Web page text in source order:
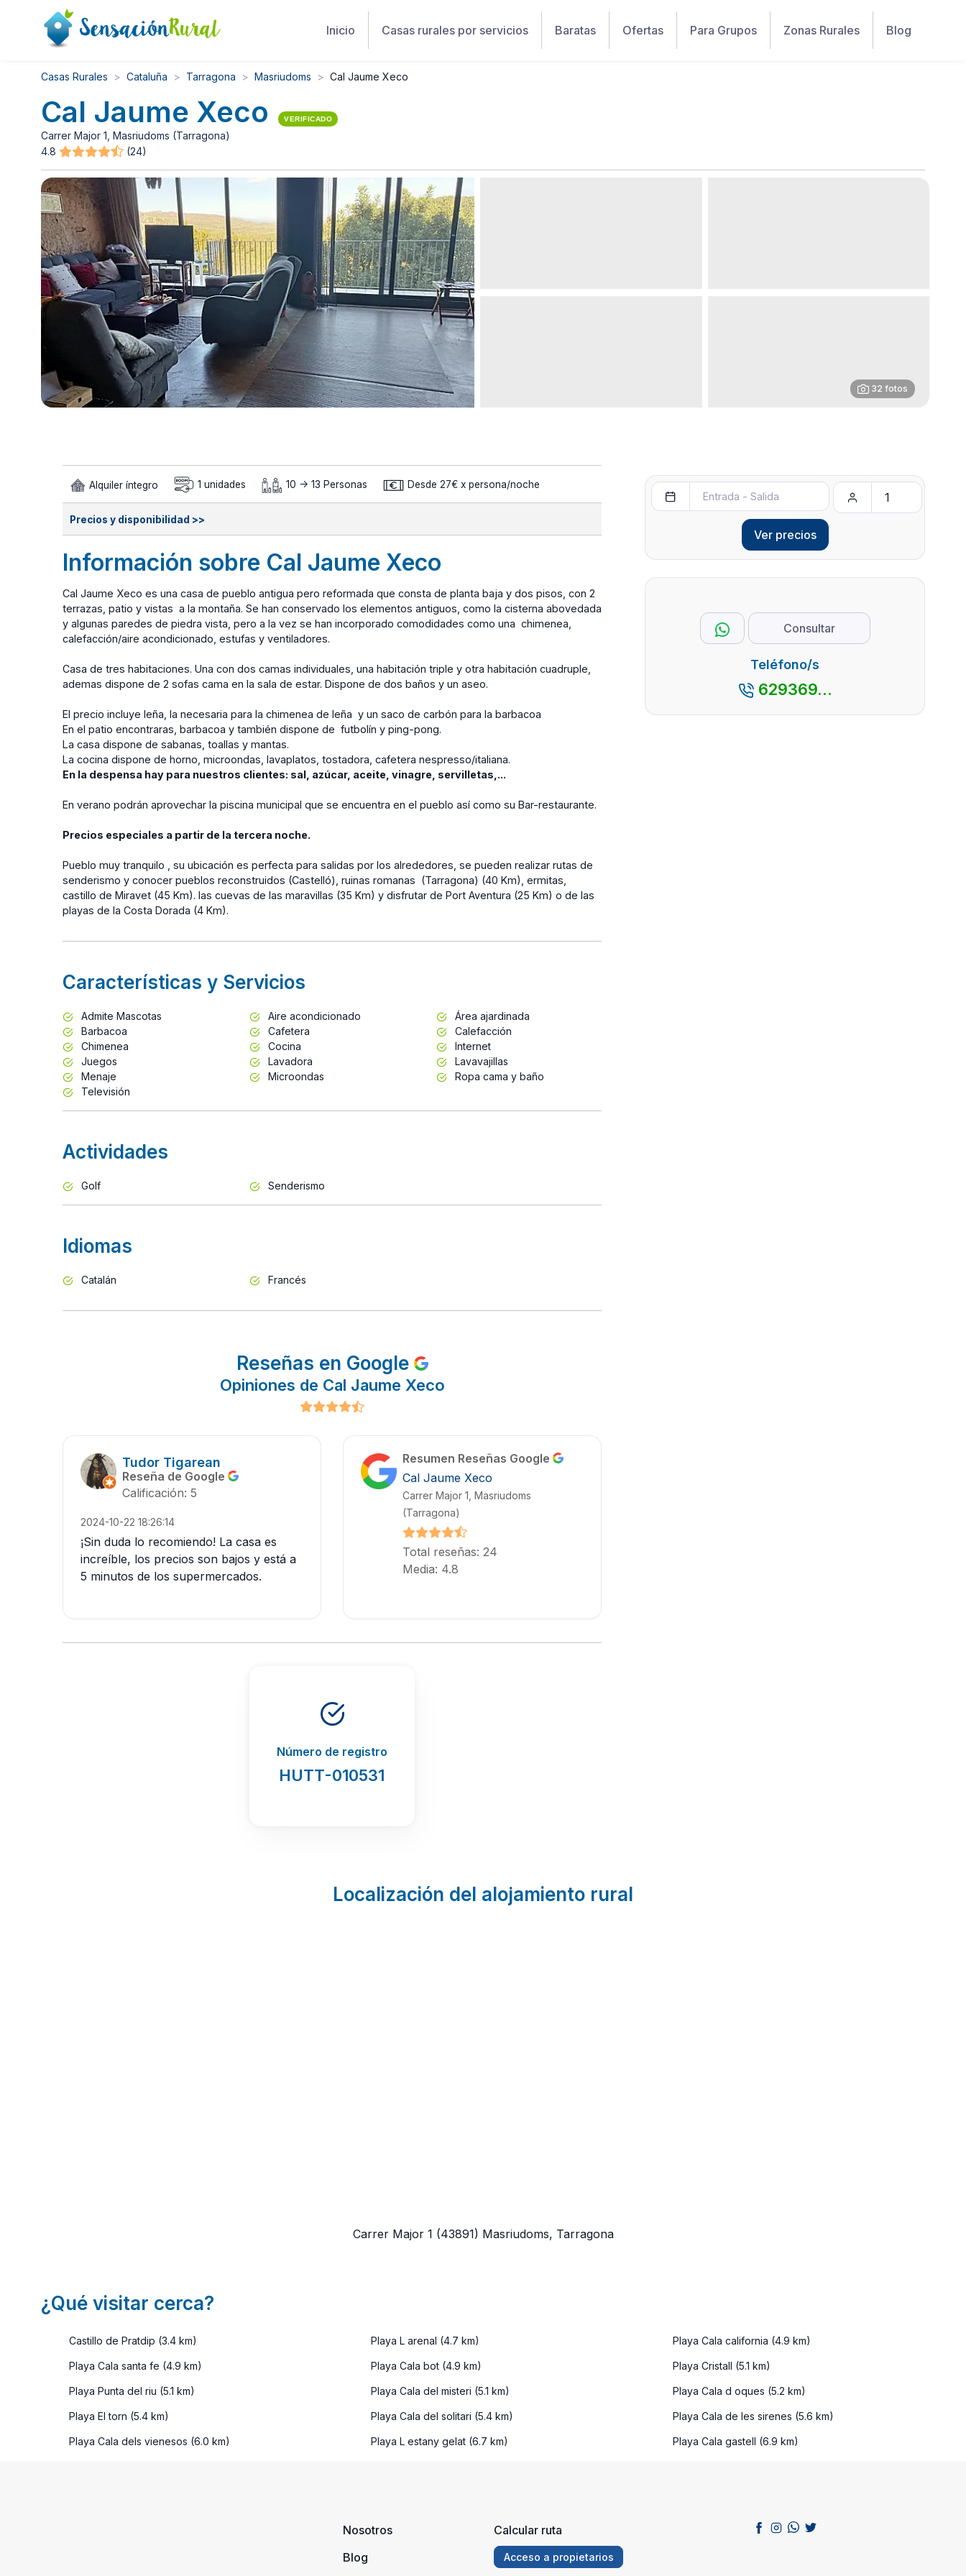
Inicio Casas rurales por servicios Baratas Ofertas Para Grupos Zonas Rurales Blog
Casas Rurales Cataluña Tarragona Masriudoms Cal Jaume Xeco
Cal Jaume Xeco VERIFICADO
Carrer Major 1, Masriudoms (Tarragona)
4.8
(24)
32 fotos
Alquiler íntegro 1 unidades 10 -> 13 Personas Desde 27€ x persona/noche
Precios y disponibilidad >>
Información sobre Cal Jaume Xeco
Cal Jaume Xeco es una casa de pueblo antigua pero reformada que consta de planta baja y dos pisos, con 2
terrazas, patio y vistas a la montaña. Se han conservado los elementos antiguos, como la cisterna abovedada
y algunas paredes de piedra vista, pero a la vez se han incorporado comodidades como una chimenea,
calefacción/aire acondicionado, estufas y ventiladores.
Casa de tres habitaciones. Una con dos camas individuales, una habitación triple y otra habitación cuadruple,
ademas dispone de 2 sofas cama en la sala de estar. Dispone de dos baños y un aseo.
El precio incluye leña, la necesaria para la chimenea de leña y un saco de carbón para la barbacoa
En el patio encontraras, barbacoa y también dispone de futbolín y ping-pong.
La casa dispone de sabanas, toallas y mantas.
La cocina dispone de horno, microondas, lavaplatos, tostadora, cafetera nespresso/italiana.
En la despensa hay para nuestros clientes: sal, azúcar, aceite, vinagre, servilletas,...
En verano podrán aprovechar la piscina municipal que se encuentra en el pueblo así como su Bar-restaurante.
Precios especiales a partir de la tercera noche.
Pueblo muy tranquilo , su ubicación es perfecta para salidas por los alrededores, se pueden realizar rutas de
senderismo y conocer pueblos reconstruidos (Castelló), ruinas romanas (Tarragona) (40 Km), ermitas,
castillo de Miravet (45 Km). las cuevas de las maravillas (35 Km) y disfrutar de Port Aventura (25 Km) o de las
playas de la Costa Dorada (4 Km).
Características y Servicios
Admite Mascotas Aire acondicionado
Área ajardinada
Barbacoa
Cafetera
Calefacción
Chimenea
Cocina
Internet
Juegos
Lavadora
Lavavajillas
Menaje
Microondas
Ropa cama y baño
Televisión
Actividades
Golf Senderismo
Idiomas
Catalán Francés
Reseñas en Google
Opiniones de Cal Jaume Xeco
Tudor Tigarean
Reseña de Google
Calificación: 5
2024-10-22 18:26:14
¡Sin duda lo recomiendo! La casa es
increíble, los precios son bajos y está a
5 minutos de los supermercados.
Resumen Reseñas Google
Cal Jaume Xeco
Carrer Major 1, Masriudoms
(Tarragona)
Total reseñas: 24
Media: 4.8
Número de registro
HUTT-010531
Ver precios
Consultar
Teléfono/s
629369...
Localización del alojamiento rural
Carrer Major 1 (43891) Masriudoms, Tarragona
¿Qué visitar cerca?
Castillo de Pratdip (3.4 km) Playa L arenal (4.7 km) Playa Cala california (4.9 km)
Playa Cala santa fe (4.9 km) Playa Cala bot (4.9 km) Playa Cristall (5.1 km)
Playa Punta del riu (5.1 km) Playa Cala del misteri (5.1 km) Playa Cala d oques (5.2 km)
Playa El torn (5.4 km) Playa Cala del solitari (5.4 km) Playa Cala de les sirenes (5.6 km)
Playa Cala dels vienesos (6.0 km) Playa L estany gelat (6.7 km) Playa Cala gastell (6.9 km)
Nosotros
Blog
Calcular ruta
Acceso a propietarios